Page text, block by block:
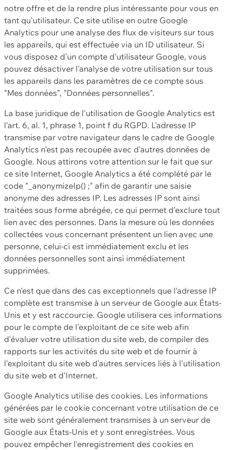
notre offre et de la rendre plus intéressante pour vous en
tant qu'utilisateur. Ce site utilise en outre Google
Analytics pour une analyse des flux de visiteurs sur tous
les appareils, qui est effectuée via un ID utilisateur. Si
vous disposez d'un compte d'utilisateur Google, vous
pouvez désactiver l'analyse de votre utilisation sur tous
les appareils dans les paramètres de ce compte sous
"Mes données", "Données personnelles".
La base juridique de l'utilisation de Google Analytics est
l'art. 6, al. 1, phrase 1, point f du RGPD. L'adresse IP
transmise par votre navigateur dans le cadre de Google
Analytics n'est pas recoupée avec d'autres données de
Google. Nous attirons votre attention sur le fait que sur
ce site Internet, Google Analytics a été complété par le
code "_anonymizeIp() ;" afin de garantir une saisie
anonyme des adresses IP. Les adresses IP sont ainsi
traitées sous forme abrégée, ce qui permet d'exclure tout
lien avec des personnes. Dans la mesure où les données
collectées vous concernant présentent un lien avec une
personne, celui-ci est immédiatement exclu et les
données personnelles sont ainsi immédiatement
supprimées.
Ce n'est que dans des cas exceptionnels que l'adresse IP
complète est transmise à un serveur de Google aux États-
Unis et y est raccourcie. Google utilisera ces informations
pour le compte de l'exploitant de ce site web afin
d'évaluer votre utilisation du site web, de compiler des
rapports sur les activités du site web et de fournir à
l'exploitant du site web d'autres services liés à l'utilisation
du site web et d'Internet.
Google Analytics utilise des cookies. Les informations
générées par le cookie concernant votre utilisation de ce
site web sont généralement transmises à un serveur de
Google aux États-Unis et y sont enregistrées. Vous
pouvez empêcher l'enregistrement des cookies en